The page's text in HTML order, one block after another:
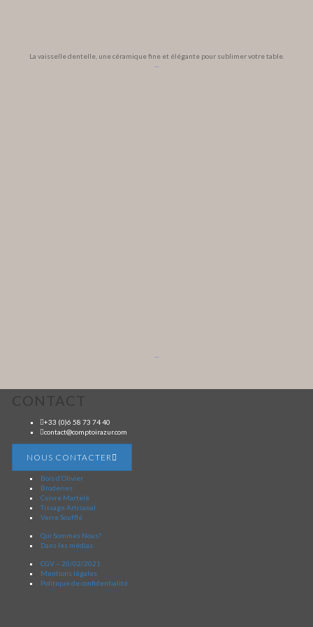
La vaisselle dentelle, une céramique fine et élégante pour sublimer votre table.
CONTACT
+33 (0)6 58 73 74 40
contact@comptoirazur.com
NOUS CONTACTER
Bois d’Olivier
Broderies
Cuivre Martelé
Tissage Artisanal
Verre Soufflé
Qui Sommes Nous?
Dans les médias
CGV – 20/02/2021
Mentions légales
Politique de confidentialité